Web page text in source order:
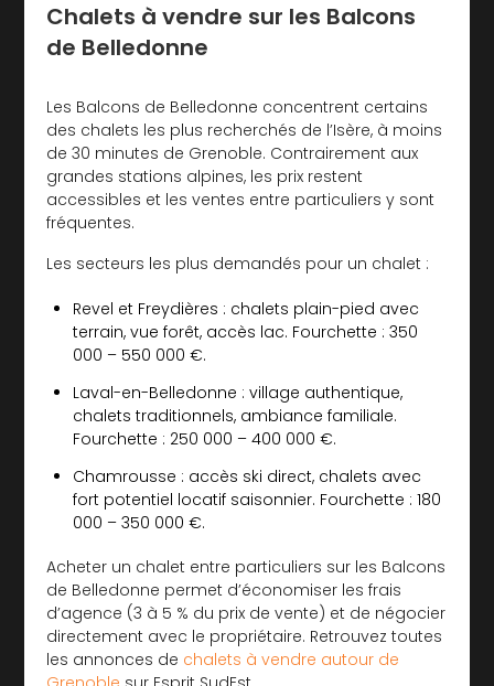
Chalets à vendre sur les Balcons
de Belledonne
Les Balcons de Belledonne concentrent certains
des chalets les plus recherchés de l’Isère, à moins
de 30 minutes de Grenoble. Contrairement aux
grandes stations alpines, les prix restent
accessibles et les ventes entre particuliers y sont
fréquentes.
Les secteurs les plus demandés pour un chalet :
Revel et Freydières : chalets plain-pied avec
terrain, vue forêt, accès lac. Fourchette : 350
000 – 550 000 €.
Laval-en-Belledonne : village authentique,
chalets traditionnels, ambiance familiale.
Fourchette : 250 000 – 400 000 €.
Chamrousse : accès ski direct, chalets avec
fort potentiel locatif saisonnier. Fourchette : 180
000 – 350 000 €.
Acheter un chalet entre particuliers sur les Balcons
de Belledonne permet d’économiser les frais
d’agence (3 à 5 % du prix de vente) et de négocier
directement avec le propriétaire. Retrouvez toutes
les annonces de chalets à vendre autour de